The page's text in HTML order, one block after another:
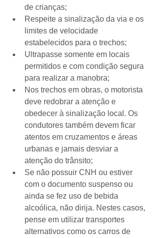
de crianças;
Respeite a sinalização da via e os
limites de velocidade
estabelecidos para o trechos;
Ultrapasse somente em locais
permitidos e com condição segura
para realizar a manobra;
Nos trechos em obras, o motorista
deve redobrar a atenção e
obedecer à sinalização local. Os
condutores também devem ficar
atentos em cruzamentos e áreas
urbanas e jamais desviar a
atenção do trânsito;
Se não possuir CNH ou estiver
com o documento suspenso ou
ainda se fez uso de bebida
alcoólica, não dirija. Nestes casos,
pense em utilizar transportes
alternativos como os carros de